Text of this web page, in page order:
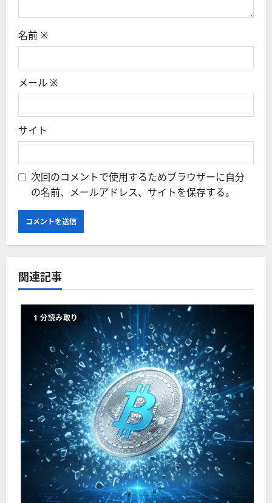
名前 ※
メール ※
サイト
次回のコメントで使用するためブラウザーに自分
の名前、メールアドレス、サイトを保存する。
関連記事
1 分読み取り